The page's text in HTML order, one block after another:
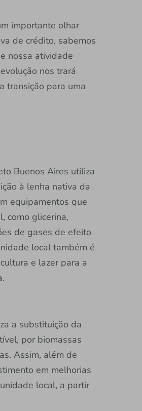
importante olhar
de crédito, sabemos
nossa atividade
nos trará
transição para uma
Buenos Aires utiliza
à lenha nativa da
equipamentos que
como glicerina,
de gases de efeito
local também é
e lazer para a
a substituição da
por biomassas
Assim, além de
em melhorias
local, a partir